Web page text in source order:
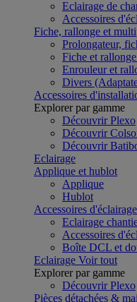
Eclairage de
Accessoires
Fiche, rallonge et
Prolongateur,
Fiche et
Enrouleur et
Divers
Accessoires
Explorer par gamme
Découvrir Plexo
Découvrir
Découvrir
Eclairage
Applique et hublot
Applique
Hublot
Accessoires d'éclairage
Eclairage
Accessoires
Boîte DCL et
Eclairage Voir tout
Explorer par gamme
Découvrir Plexo
Pièces détachées &